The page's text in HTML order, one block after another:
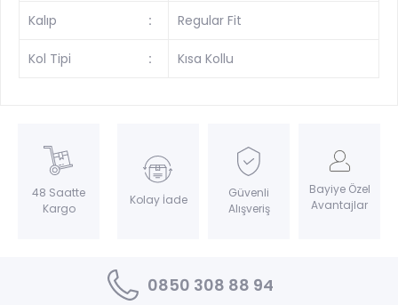
Kalıp : Regular Fit
Kol Tipi : Kısa Kollu
48 Saatte
Kargo
Kolay İade
Güvenli
Alışveriş
Bayiye Özel
Avantajlar
0850 308 88 94